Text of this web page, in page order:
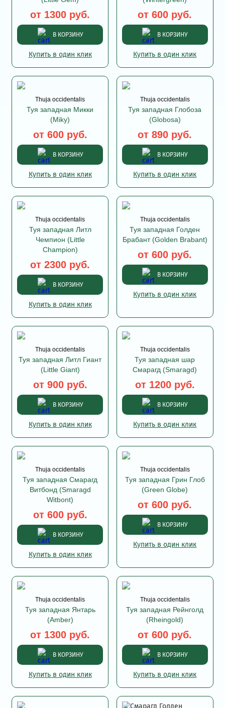
от 1300 руб.
В КОРЗИНУ
Купить в один клик
от 600 руб.
В КОРЗИНУ
Купить в один клик
Thuja occidentalis
Туя западная Микки
(Miky)
от 600 руб.
В КОРЗИНУ
Купить в один клик
Thuja occidentalis
Туя западная Глобоза
(Globosa)
от 890 руб.
В КОРЗИНУ
Купить в один клик
Thuja occidentalis
Туя западная Литл
Чемпион (Little
Champion)
от 2300 руб.
В КОРЗИНУ
Купить в один клик
Thuja occidentalis
Туя западная Голден
Брабант (Golden Brabant)
от 600 руб.
В КОРЗИНУ
Купить в один клик
Thuja occidentalis
Туя западная Литл Гиант
(Little Giant)
от 900 руб.
В КОРЗИНУ
Купить в один клик
Thuja occidentalis
Туя западная шар
Смарагд (Smaragd)
от 1200 руб.
В КОРЗИНУ
Купить в один клик
Thuja occidentalis
Туя западная Смарагд
Витбонд (Smaragd
Witbont)
от 600 руб.
В КОРЗИНУ
Купить в один клик
Thuja occidentalis
Туя западная Грин Глоб
(Green Globe)
от 600 руб.
В КОРЗИНУ
Купить в один клик
Thuja occidentalis
Туя западная Янтарь
(Amber)
от 1300 руб.
В КОРЗИНУ
Купить в один клик
Thuja occidentalis
Туя западная Рейнголд
(Rheingold)
от 600 руб.
В КОРЗИНУ
Купить в один клик